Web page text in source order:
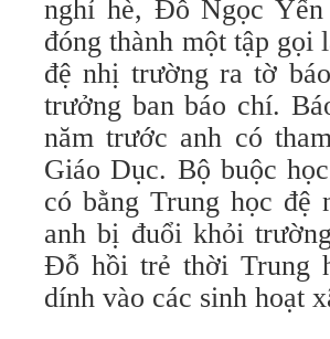
nghỉ hè, Đỗ Ngọc
đóng thành một tập gọi
đệ nhị trường ra tờ
trưởng ban báo chí.
năm trước anh có
Giáo Dục. Bộ buộc
có bằng Trung học đệ
anh bị đuổi khỏi
Đỗ hồi trẻ thời Trung
dính vào các sinh hoạt